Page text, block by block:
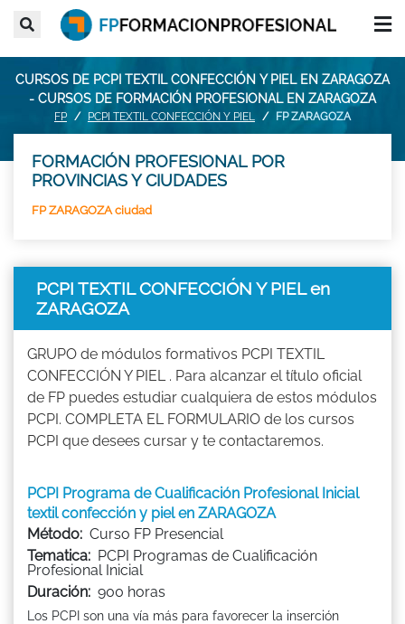
CURSOS DE PCPI TEXTIL CONFECCIÓN Y PIEL EN ZARAGOZA
- CURSOS DE FORMACIÓN PROFESIONAL EN ZARAGOZA
FP PCPI TEXTIL CONFECCIÓN Y PIEL FP ZARAGOZA
FORMACIÓN PROFESIONAL POR
PROVINCIAS Y CIUDADES
FP ZARAGOZA ciudad
PCPI TEXTIL CONFECCIÓN Y PIEL en
ZARAGOZA
GRUPO de módulos formativos PCPI TEXTIL
CONFECCIÓN Y PIEL . Para alcanzar el título oficial
de FP puedes estudiar cualquiera de estos módulos
PCPI. COMPLETA EL FORMULARIO de los cursos
PCPI que desees cursar y te contactaremos.
PCPI Programa de Cualificación Profesional Inicial
textil confección y piel en ZARAGOZA
Método: Curso FP Presencial
Tematica: PCPI Programas de Cualificación
Profesional Inicial
Duración: 900 horas
Los PCPI son una vía más para favorecer la inserción